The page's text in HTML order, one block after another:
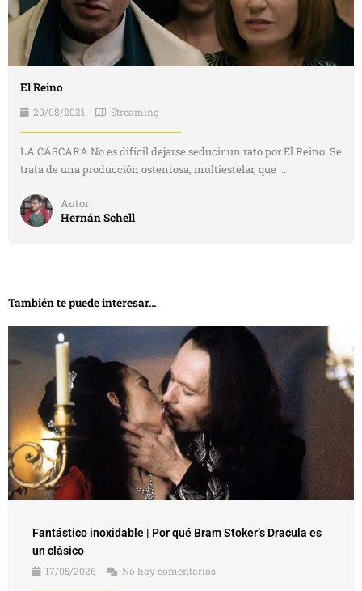
El Reino
20/08/2021 Streaming
LA CÁSCARA No es difícil dejarse seducir un rato por El Reino. Se
trata de una producción ostentosa, multiestelar, que ...
Autor
Hernán Schell
También te puede interesar...
Fantástico inoxidable | Por qué Bram Stoker’s Dracula es
un clásico
17/05/2026
No hay comentarios